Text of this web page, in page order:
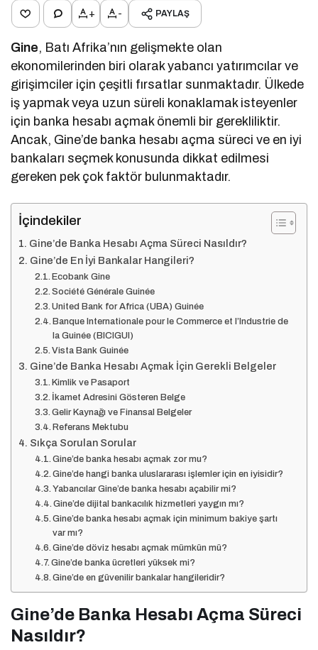
+ - PAYLAŞ
Gine, Batı Afrika’nın gelişmekte olan
ekonomilerinden biri olarak yabancı yatırımcılar ve
girişimciler için çeşitli fırsatlar sunmaktadır. Ülkede
iş yapmak veya uzun süreli konaklamak isteyenler
için banka hesabı açmak önemli bir gerekliliktir.
Ancak, Gine’de banka hesabı açma süreci ve en iyi
bankaları seçmek konusunda dikkat edilmesi
gereken pek çok faktör bulunmaktadır.
İçindekiler
Gine’de Banka Hesabı Açma Süreci Nasıldır?
Gine’de En İyi Bankalar Hangileri?
Ecobank Gine
Société Générale Guinée
United Bank for Africa (UBA) Guinée
Banque Internationale pour le Commerce et l’Industrie de
la Guinée (BICIGUI)
Vista Bank Guinée
Gine’de Banka Hesabı Açmak İçin Gerekli Belgeler
Kimlik ve Pasaport
İkamet Adresini Gösteren Belge
Gelir Kaynağı ve Finansal Belgeler
Referans Mektubu
Sıkça Sorulan Sorular
Gine’de banka hesabı açmak zor mu?
Gine’de hangi banka uluslararası işlemler için en iyisidir?
Yabancılar Gine’de banka hesabı açabilir mi?
Gine’de dijital bankacılık hizmetleri yaygın mı?
Gine’de banka hesabı açmak için minimum bakiye şartı
var mı?
Gine’de döviz hesabı açmak mümkün mü?
Gine’de banka ücretleri yüksek mi?
Gine’de en güvenilir bankalar hangileridir?
Gine’de Banka Hesabı Açma Süreci
Nasıldır?